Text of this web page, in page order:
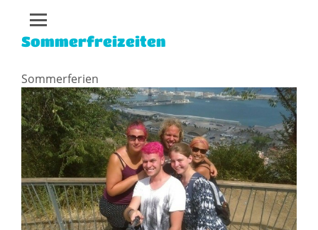
Zum
springen
Sommerfreizeiten
Sommerferien